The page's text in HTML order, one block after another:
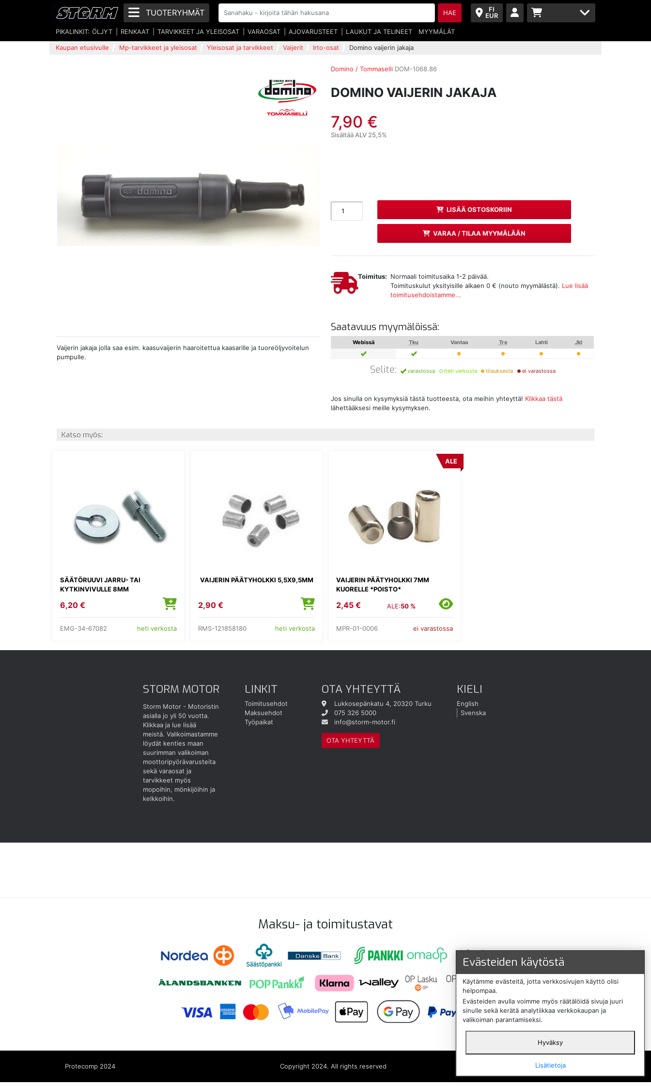
FI
EUR
TUOTERYHMÄT HAE
PIKALINKIT: ÖLJYT RENKAAT TARVIKKEET JA YLEISOSAT VARAOSAT AJOVARUSTEET LAUKUT JA TELINEET MYYMÄLÄT
Kaupan etusivulle Mp-tarvikkeet ja yleisosat Yleisosat ja tarvikkeet Vaijerit Irto-osat Domino vaijerin jakaja
Domino / Tommaselli DOM-1068.86
DOMINO VAIJERIN JAKAJA
7,90 €
Sisältää ALV 25,5%
LISÄÄ OSTOSKORIIN
VARAA / TILAA MYYMÄLÄÄN
Toimitus: Normaali toimitusaika 1-2 päivää.
Toimituskulut yksityisille alkaen 0 € (nouto myymälästä). Lue lisää
toimitusehdoistamme...
Saatavuus myymälöissä:
Webissä Tku Vantaa Tre Lahti Jkl
Selite: varastossa heti verkosta tilauksesta ei varastossa
Jos sinulla on kysymyksiä tästä tuotteesta, ota meihin yhteyttä! Klikkaa tästä
lähettääksesi meille kysymyksen.
Vaijerin jakaja jolla saa esim. kaasuvaijerin haaroitettua kaasarille ja tuoreöljyvoitelun
pumpulle.
Katso myös:
SÄÄTÖRUUVI JARRU- TAI
KYTKINVIVULLE 8MM
6,20 €
EMG-34-67082 heti verkosta
VAIJERIN PÄÄTYHOLKKI 5,5X9,5MM
2,90 €
RMS-121858180 heti verkosta
VAIJERIN PÄÄTYHOLKKI 7MM
KUORELLE *POISTO*
ALE
2,45 € ALE:50 %
MPR-01-0006 ei varastossa
STORM MOTOR
Storm Motor - Motoristin
asialla jo yli 50 vuotta.
Klikkaa ja lue lisää
meistä. Valikoimastamme
löydät kenties maan
suurimman valikoiman
moottoripyörävarusteita
sekä varaosat ja
tarvikkeet myös
mopoihin, mönkijöihin ja
kelkkoihin.
LINKIT
Toimitusehdot
Maksuehdot
Työpaikat
OTA YHTEYTTÄ
Lukkosepänkatu 4, 20320 Turku
075 326 5000
info@storm-motor.fi
OTA YHTEYTTÄ
KIELI
English
Svenska
Maksu- ja toimitustavat
Protecomp 2024 Copyright 2024. All rights reserved
Svenska
Evästeiden käytöstä
Käytämme evästeitä, jotta verkkosivujen käyttö olisi
helpompaa.
Evästeiden avulla voimme myös räätälöidä sivuja juuri
sinulle sekä kerätä analytiikkaa verkkokaupan ja
valikoiman parantamiseksi.
Hyväksy
Lisätietoja